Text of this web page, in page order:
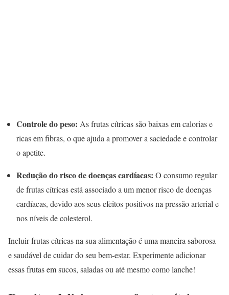
Controle do peso: As frutas cítricas são baixas em calorias e
ricas em fibras, o que ajuda a promover a saciedade e controlar
o apetite.
Redução do risco de doenças cardíacas: O consumo regular
de frutas cítricas está associado a um menor risco de doenças
cardíacas, devido aos seus efeitos positivos na pressão arterial e
nos níveis de colesterol.
Incluir frutas cítricas na sua alimentação é uma maneira saborosa
e saudável de cuidar do seu bem-estar. Experimente adicionar
essas frutas em sucos, saladas ou até mesmo como lanche!